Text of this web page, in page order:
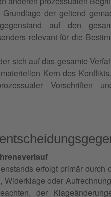
der geltend
auf den
relevant für die
sich auf das gesamte
Kern des Konflikts
Vorschriften
erfolgt primär durch
oder
der